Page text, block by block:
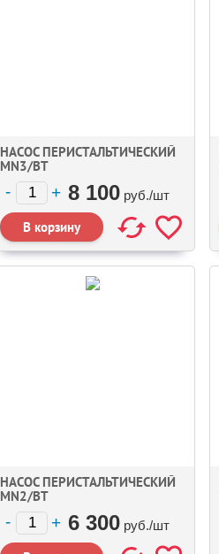
НАСОС ПЕРИСТАЛЬТИЧЕСКИЙ
MN3/BT
8 100 руб./шт
НАСОС ПЕРИСТАЛЬТИЧЕСКИЙ
MN2/BT
6 300 руб./шт